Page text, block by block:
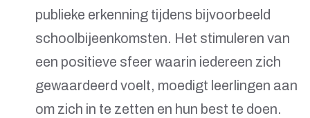
publieke erkenning tijdens bijvoorbeeld
schoolbijeenkomsten. Het stimuleren van
een positieve sfeer waarin iedereen zich
gewaardeerd voelt, moedigt leerlingen aan
om zich in te zetten en hun best te doen.